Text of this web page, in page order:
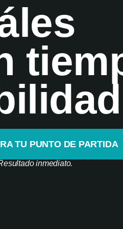
TU PUNTO DE PARTIDA
inmediato.